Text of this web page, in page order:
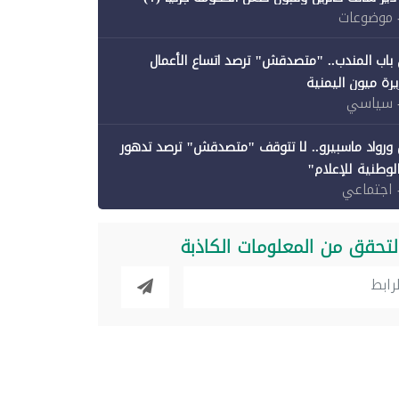
موضوعات
المندب.. "متصدقش" ترصد اتساع الأعمال
ميون اليمنية
سياسي
ورواد ماسبيرو.. لا تتوقف "متصدقش" ترصد تدهور
للإعلام"
اجتماعي
من المعلومات الكاذبة